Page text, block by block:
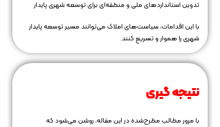
تدوین استانداردهای ملی و منطقه‌ای برای توسعه شهری پایدار
با این اقدامات، سیاست‌های املاک می‌توانند مسیر توسعه پایدار
شهری را هموار و تسریع کنند.
نتیجه‌ گیری
با مرور مطالب مطرح‌شده در این مقاله، روشن می‌شود که